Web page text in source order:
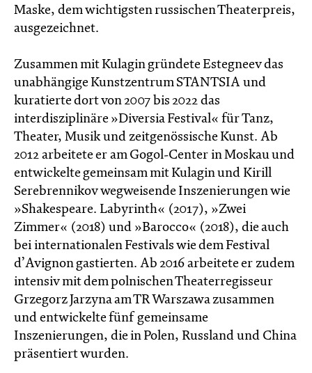
Maske, dem wichtigsten russischen Theaterpreis,
ausgezeichnet.
Zusammen mit Kulagin gründete Estegneev das
unabhängige Kunstzentrum STANTSIA und
kuratierte dort von 2007 bis 2022 das
interdisziplinäre »Diversia Festival« für Tanz,
Theater, Musik und zeitgenössische Kunst. Ab
2012 arbeitete er am Gogol-Center in Moskau und
entwickelte gemeinsam mit Kulagin und Kirill
Serebrennikov wegweisende Inszenierungen wie
»Shakespeare. Labyrinth« (2017), »Zwei
Zimmer« (2018) und »Barocco« (2018), die auch
bei internationalen Festivals wie dem Festival
d’Avignon gastierten. Ab 2016 arbeitete er zudem
intensiv mit dem polnischen Theaterregisseur
Grzegorz Jarzyna am TR Warszawa zusammen
und entwickelte fünf gemeinsame
Inszenierungen, die in Polen, Russland und China
präsentiert wurden.